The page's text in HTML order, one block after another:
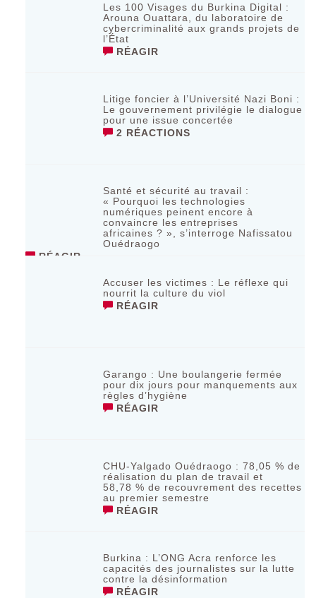
Les 100 Visages du Burkina Digital :
Arouna Ouattara, du laboratoire de
cybercriminalité aux grands projets de
l’État
RÉAGIR
Litige foncier à l’Université Nazi Boni :
Le gouvernement privilégie le dialogue
pour une issue concertée
2 RÉACTIONS
Santé et sécurité au travail :
« Pourquoi les technologies
numériques peinent encore à
convaincre les entreprises
africaines ? », s’interroge Nafissatou
Ouédraogo
RÉAGIR
Accuser les victimes : Le réflexe qui
nourrit la culture du viol
RÉAGIR
Garango : Une boulangerie fermée
pour dix jours pour manquements aux
règles d’hygiène
RÉAGIR
CHU-Yalgado Ouédraogo : 78,05 % de
réalisation du plan de travail et
58,78 % de recouvrement des recettes
au premier semestre
RÉAGIR
Burkina : L’ONG Acra renforce les
capacités des journalistes sur la lutte
contre la désinformation
RÉAGIR